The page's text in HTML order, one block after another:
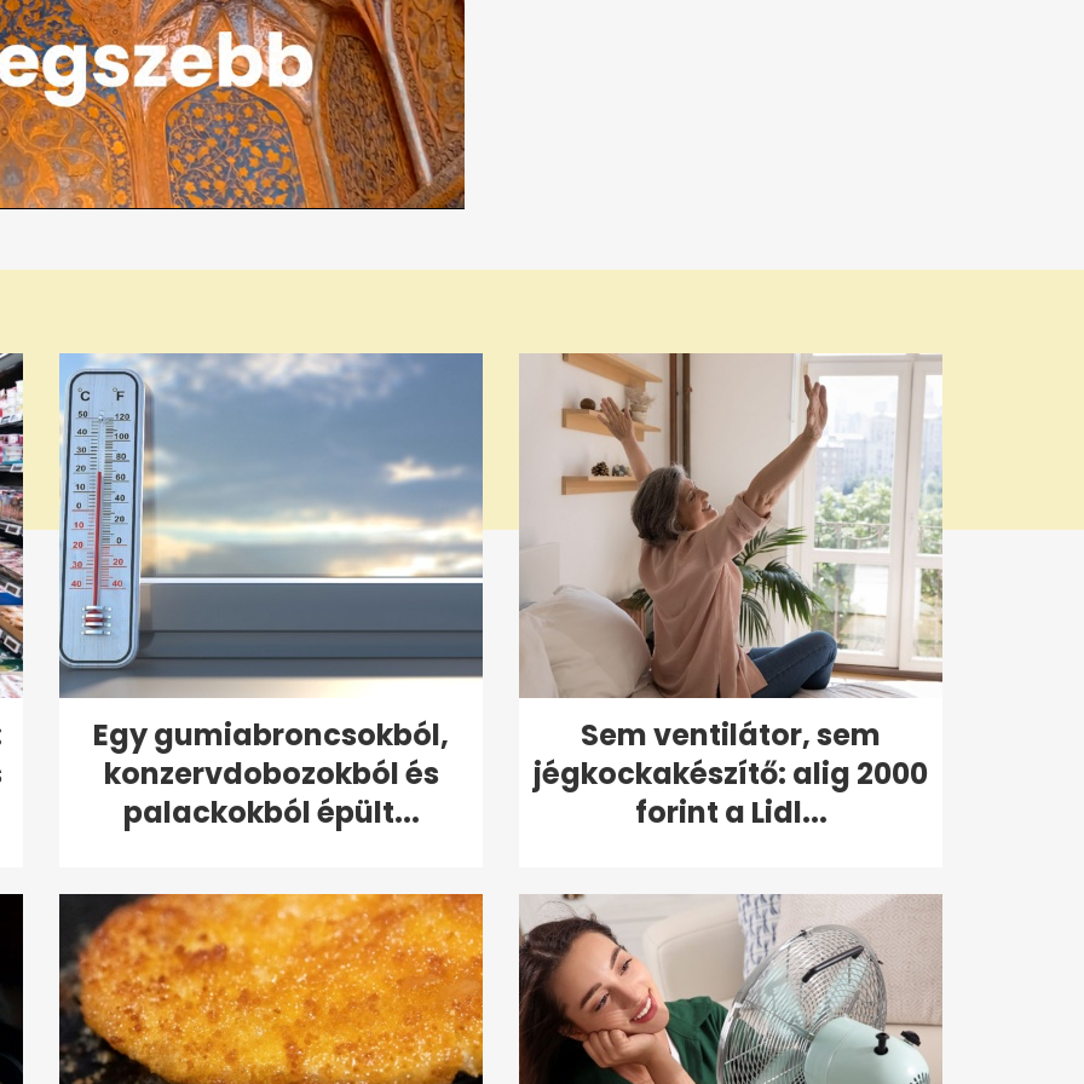
Egy gumiabroncsokból,
konzervdobozokból és
palackokból épült...
Sem ventilátor, sem
jégkockakészítő: alig 2000
forint a Lidl...